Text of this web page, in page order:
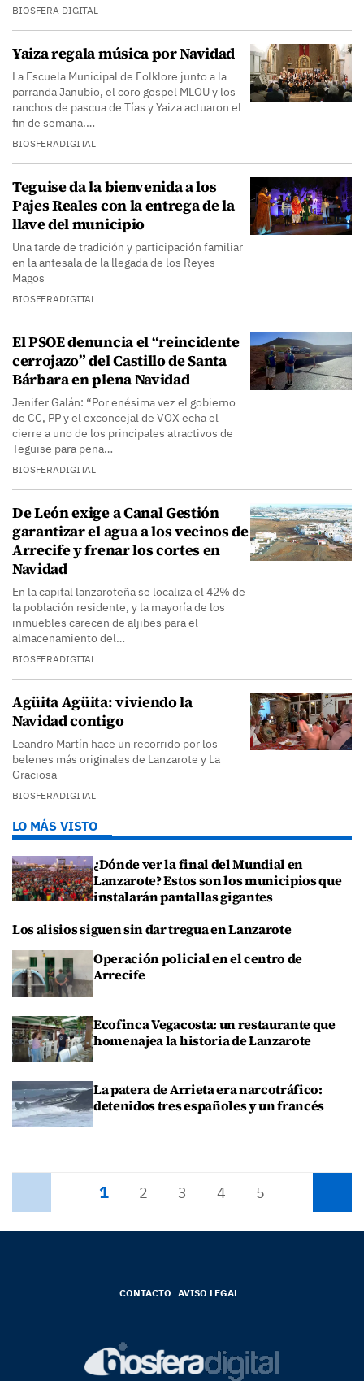
BIOSFERA DIGITAL
Yaiza regala música por Navidad
La Escuela Municipal de Folklore junto a la
parranda Janubio, el coro gospel MLOU y los
ranchos de pascua de Tías y Yaiza actuaron el
fin de semana.…
BIOSFERADIGITAL
Teguise da la bienvenida a los
Pajes Reales con la entrega de la
llave del municipio
Una tarde de tradición y participación familiar
en la antesala de la llegada de los Reyes
Magos
BIOSFERADIGITAL
El PSOE denuncia el “reincidente
cerrojazo” del Castillo de Santa
Bárbara en plena Navidad
Jenifer Galán: “Por enésima vez el gobierno
de CC, PP y el exconcejal de VOX echa el
cierre a uno de los principales atractivos de
Teguise para pena…
BIOSFERADIGITAL
De León exige a Canal Gestión
garantizar el agua a los vecinos de
Arrecife y frenar los cortes en
Navidad
En la capital lanzaroteña se localiza el 42% de
la población residente, y la mayoría de los
inmuebles carecen de aljibes para el
almacenamiento del…
BIOSFERADIGITAL
Agüita Agüita: viviendo la
Navidad contigo
Leandro Martín hace un recorrido por los
belenes más originales de Lanzarote y La
Graciosa
BIOSFERADIGITAL
LO MÁS VISTO
¿Dónde ver la final del Mundial en
Lanzarote? Estos son los municipios que
instalarán pantallas gigantes
Los alisios siguen sin dar tregua en Lanzarote
Operación policial en el centro de
Arrecife
Ecofinca Vegacosta: un restaurante que
homenajea la historia de Lanzarote
La patera de Arrieta era narcotráfico:
detenidos tres españoles y un francés
1 2 3 4 5
CONTACTO AVISO LEGAL